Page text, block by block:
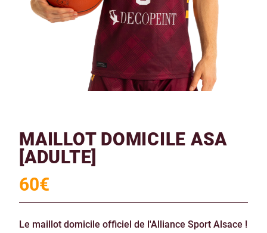
MAILLOT DOMICILE ASA
[ADULTE]
60€
Le maillot domicile officiel de l'Alliance Sport Alsace !